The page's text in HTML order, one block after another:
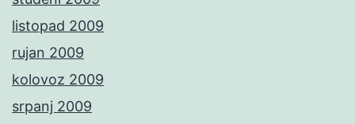
listopad 2009
rujan 2009
kolovoz 2009
srpanj 2009